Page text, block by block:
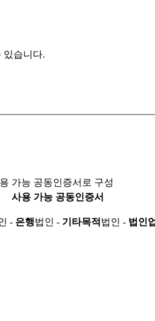
있습니다.
가능 공동인증서로 구성
사용 가능 공동인증서
- 은행법인 - 기타목적 법인 - 법인